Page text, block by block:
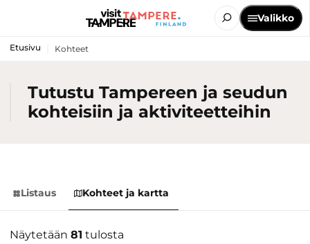
Valikko
Etusivu Kohteet
Tutustu Tampereen ja seudun
kohteisiin ja aktiviteetteihin
Listaus Kohteet ja kartta
Näytetään 81 tulosta